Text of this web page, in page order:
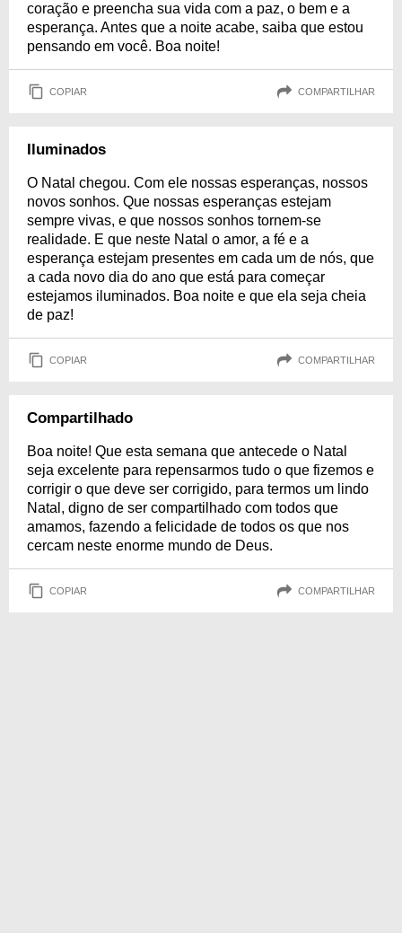
coração e preencha sua vida com a paz, o bem e a
esperança. Antes que a noite acabe, saiba que estou
pensando em você. Boa noite!
COPIAR COMPARTILHAR
Iluminados
O Natal chegou. Com ele nossas esperanças, nossos
novos sonhos. Que nossas esperanças estejam
sempre vivas, e que nossos sonhos tornem-se
realidade. E que neste Natal o amor, a fé e a
esperança estejam presentes em cada um de nós, que
a cada novo dia do ano que está para começar
estejamos iluminados. Boa noite e que ela seja cheia
de paz!
COPIAR COMPARTILHAR
Compartilhado
Boa noite! Que esta semana que antecede o Natal
seja excelente para repensarmos tudo o que fizemos e
corrigir o que deve ser corrigido, para termos um lindo
Natal, digno de ser compartilhado com todos que
amamos, fazendo a felicidade de todos os que nos
cercam neste enorme mundo de Deus.
COPIAR COMPARTILHAR